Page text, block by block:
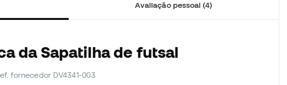
Avaliação pessoal (4)
da Sapatilha de futsal
fornecedor DV4341-003